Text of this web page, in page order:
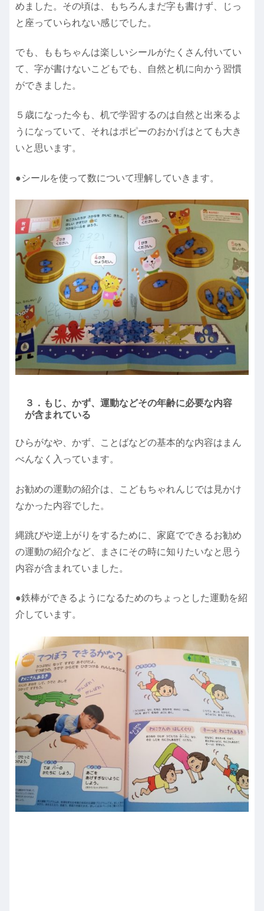
めました。その頃は、もちろんまだ字も書けず、じっ
と座っていられない感じでした。
でも、ももちゃんは楽しいシールがたくさん付いてい
て、字が書けないこどもでも、自然と机に向かう習慣
ができました。
５歳になった今も、机で学習するのは自然と出来るよ
うになっていて、それはポピーのおかげはとても大き
いと思います。
●シールを使って数について理解していきます。
３．もじ、かず、運動などその年齢に必要な内容
が含まれている
ひらがなや、かず、ことばなどの基本的な内容はまん
べんなく入っています。
お勧めの運動の紹介は、こどもちゃれんじでは見かけ
なかった内容でした。
縄跳びや逆上がりをするために、家庭でできるお勧め
の運動の紹介など、まさにその時に知りたいなと思う
内容が含まれていました。
●鉄棒ができるようになるためのちょっとした運動を紹
介しています。